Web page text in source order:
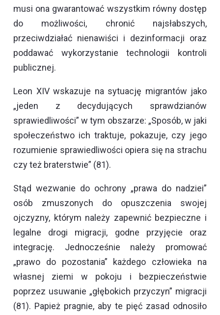
musi ona gwarantować wszystkim równy dostęp
do możliwości, chronić najsłabszych,
przeciwdziałać nienawiści i dezinformacji oraz
poddawać wykorzystanie technologii kontroli
publicznej.
Leon XIV wskazuje na sytuację migrantów jako
„jeden z decydujących sprawdzianów
sprawiedliwości” w tym obszarze: „Sposób, w jaki
społeczeństwo ich traktuje, pokazuje, czy jego
rozumienie sprawiedliwości opiera się na strachu
czy też braterstwie” (81).
Stąd wezwanie do ochrony „prawa do nadziei”
osób zmuszonych do opuszczenia swojej
ojczyzny, którym należy zapewnić bezpieczne i
legalne drogi migracji, godne przyjęcie oraz
integrację. Jednocześnie należy promować
„prawo do pozostania” każdego człowieka na
własnej ziemi w pokoju i bezpieczeństwie
poprzez usuwanie „głębokich przyczyn” migracji
(81). Papież pragnie, aby te pięć zasad odnosiło